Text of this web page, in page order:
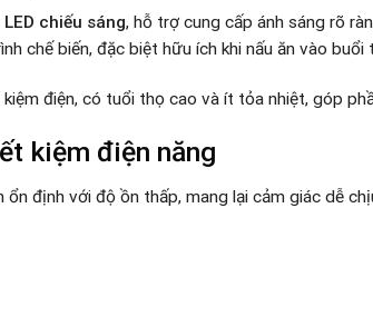
chiếu sáng, hỗ trợ cung cấp ánh sáng rõ
chế biến, đặc biệt hữu ích khi nấu ăn vào
điện, có tuổi thọ cao và ít tỏa nhiệt, góp
kiệm điện năng
ổn định với độ ồn thấp, mang lại cảm giác dễ